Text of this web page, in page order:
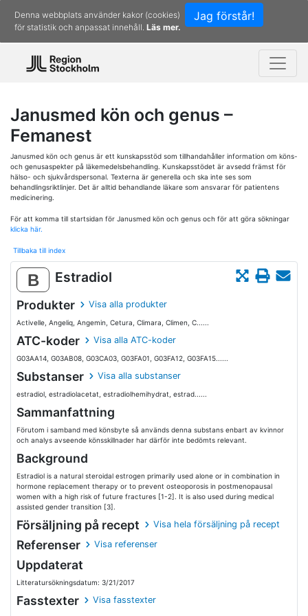
Jag förstår!
Denna webbplats använder kakor (cookies)
för statistik och anpassat innehåll. Läs mer.
Janusmed kön och genus –
Femanest
Janusmed kön och genus är ett kunskapsstöd som tillhandahåller information om köns-
och genusaspekter på läkemedelsbehandling. Kunskapsstödet är avsedd främst för
hälso- och sjukvårdspersonal. Texterna är generella och ska inte ses som
behandlingsriktlinjer. Det är alltid behandlande läkare som ansvarar för patientens
medicinering.
För att komma till startsidan för Janusmed kön och genus och för att göra sökningar
klicka här.
Tillbaka till index
B Estradiol
Produkter Visa alla produkter
Activelle, Angeliq, Angemin, Cetura, Climara, Climen, C......
ATC-koder Visa alla ATC-koder
G03AA14, G03AB08, G03CA03, G03FA01, G03FA12, G03FA15......
Substanser Visa alla substanser
estradiol, estradiolacetat, estradiolhemihydrat, estrad......
Sammanfattning
Förutom i samband med könsbyte så används denna substans enbart av kvinnor
och analys avseende könsskillnader har därför inte bedömts relevant.
Background
Estradiol is a natural steroidal estrogen primarily used alone or in combination in
hormone replacement therapy or to prevent osteoporosis in postmenopausal
women with a high risk of future fractures [1-2]. It is also used during medical
assisted gender transition [3].
Försäljning på recept Visa hela försäljning på recept
Referenser Visa referenser
Uppdaterat
Litteratursökningsdatum: 3/21/2017
Fasstexter Visa fasstexter